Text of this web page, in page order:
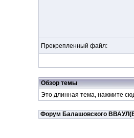
Прекрепленный файл:
Обзор темы
Это длинная тема, нажмите
Форум Балашовского